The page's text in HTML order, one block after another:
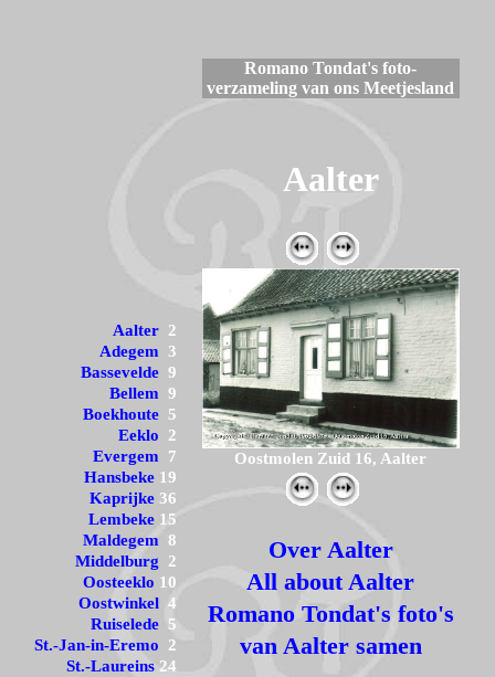
Romano Tondat's foto-
verzameling van ons Meetjesland
Aalter
Oostmolen Zuid 16, Aalter
Over Aalter
All about Aalter
Romano Tondat's foto's
van Aalter samen
Aalter 2
Adegem 3
Bassevelde 9
Bellem 9
Boekhoute 5
Eeklo 2
Evergem 7
Hansbeke 19
Kaprijke 36
Lembeke 15
Maldegem 8
Middelburg 2
Oosteeklo 10
Oostwinkel 4
Ruiselede 5
St.-Jan-in-Eremo 2
St.-Laureins 24